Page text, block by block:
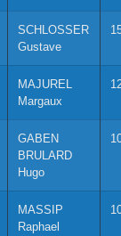
SCHLOSSER
Gustave
MAJUREL
Margaux
GABEN
BRULARD
Hugo
MASSIP
Raphael